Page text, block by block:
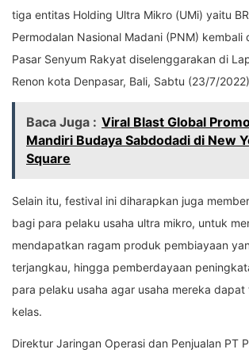
tiga entitas Holding Ultra Mikro (UMi) yaitu
Permodalan Nasional Madani (PNM) kembali
Pasar Senyum Rakyat diselenggarakan di
Renon kota Denpasar, Bali, Sabtu (23/7/
Baca Juga : Viral Blast Global
Mandiri Budaya Sabdodadi di New
Square
Selain itu, festival ini diharapkan juga
bagi para pelaku usaha ultra mikro, untuk
mendapatkan ragam produk pembiayaan
terjangkau, hingga pemberdayaan
para pelaku usaha agar usaha mereka
kelas.
Direktur Jaringan Operasi dan Penjualan PT